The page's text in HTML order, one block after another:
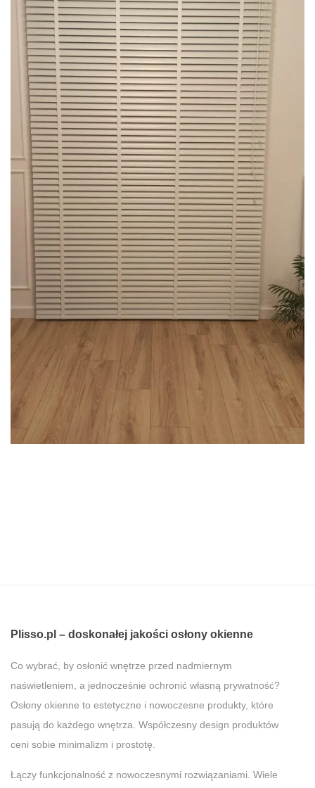
Plisso.pl – doskonałej jakości osłony okienne
Co wybrać, by osłonić wnętrze przed nadmiernym
naświetleniem, a jednocześnie ochronić własną prywatność?
Osłony okienne to estetyczne i nowoczesne produkty, które
pasują do każdego wnętrza. Współczesny design produktów
ceni sobie minimalizm i prostotę.
Łączy funkcjonalność z nowoczesnymi rozwiązaniami. Wiele